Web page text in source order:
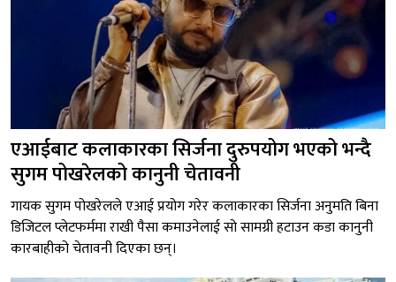
एआईबाट कलाकारका सिर्जना दुरुपयोग भएको भन्दै
सुगम पोखरेलको कानुनी चेतावनी
गायक सुगम पोखरेलले एआई प्रयोग गरेर कलाकारका सिर्जना अनुमति बिना
डिजिटल प्लेटफर्ममा राखी पैसा कमाउनेलाई सो सामग्री हटाउन कडा कानुनी
कारबाहीको चेतावनी दिएका छन्।